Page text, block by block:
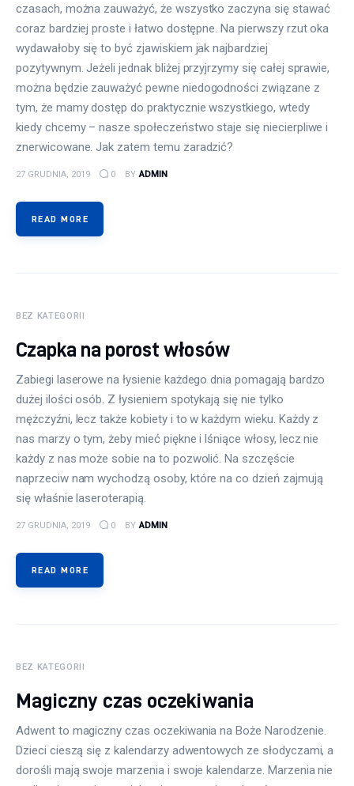
czasach, można zauważyć, że wszystko zaczyna się stawać
coraz bardziej proste i łatwo dostępne. Na pierwszy rzut oka
wydawałoby się to być zjawiskiem jak najbardziej
pozytywnym. Jeżeli jednak bliżej przyjrzymy się całej sprawie,
można będzie zauważyć pewne niedogodności związane z
tym, że mamy dostęp do praktycznie wszystkiego, wtedy
kiedy chcemy – nasze społeczeństwo staje się niecierpliwe i
znerwicowane. Jak zatem temu zaradzić?
27 GRUDNIA, 2019 0 BY ADMIN
READ MORE
BEZ KATEGORII
Czapka na porost włosów
Zabiegi laserowe na łysienie każdego dnia pomagają bardzo
dużej ilości osób. Z łysieniem spotykają się nie tylko
mężczyźni, lecz także kobiety i to w każdym wieku. Każdy z
nas marzy o tym, żeby mieć piękne i lśniące włosy, lecz nie
każdy z nas może sobie na to pozwolić. Na szczęście
naprzeciw nam wychodzą osoby, które na co dzień zajmują
się właśnie laseroterapią.
27 GRUDNIA, 2019 0 BY ADMIN
READ MORE
BEZ KATEGORII
Magiczny czas oczekiwania
Adwent to magiczny czas oczekiwania na Boże Narodzenie.
Dzieci cieszą się z kalendarzy adwentowych ze słodyczami, a
dorośli mają swoje marzenia i swoje kalendarze. Marzenia nie